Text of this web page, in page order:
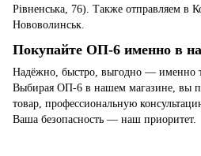
Рівненська, 76). Также отправляем в
Нововолинськ.
Покупайте ОП-6 именно в
Надёжно, быстро, выгодно — именно
Выбирая ОП-6 в нашем магазине, вы
товар, профессиональную
Ваша безопасность — наш приоритет.